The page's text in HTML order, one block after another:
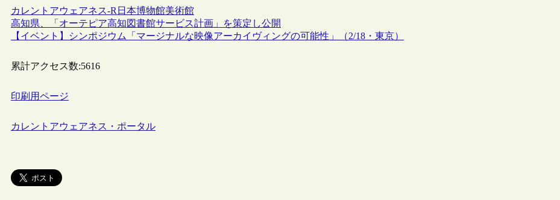
カレントアウェアネス-R 日本博物館美術館
高知県、「オーテピア高知図書館サービス計画」を策定し公開
【イベント】シンポジウム「マージナルな映像アーカイヴィングの可能性」（2/18・東京）
累計アクセス数:5616
印刷用ページ
カレントアウェアネス・ポータル